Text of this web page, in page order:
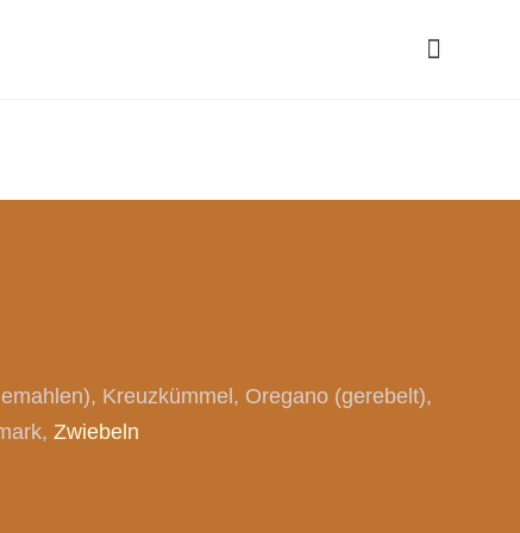
Kreuzkümmel
Oregano (gerebelt)
Zwiebeln